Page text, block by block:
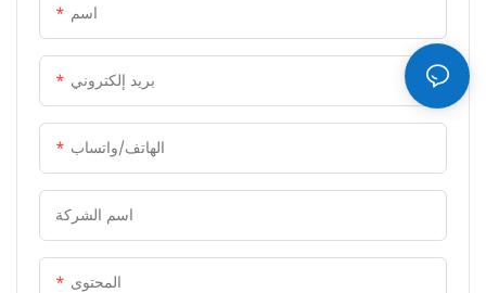
اسم
بريد إلكتروني
الهاتف/واتساب
اسم الشركة
المحتوى